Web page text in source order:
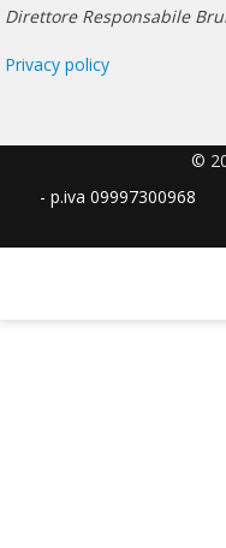
Direttore Responsabile
Privacy policy
©
- p.iva